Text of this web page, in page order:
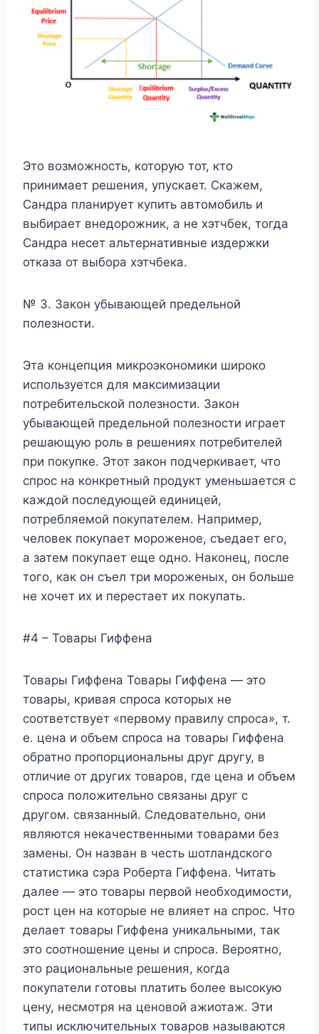
Это возможность, которую тот, кто
принимает решения, упускает. Скажем,
Сандра планирует купить автомобиль и
выбирает внедорожник, а не хэтчбек, тогда
Сандра несет альтернативные издержки
отказа от выбора хэтчбека.
№ 3. Закон убывающей предельной
полезности.
Эта концепция микроэкономики широко
используется для максимизации
потребительской полезности. Закон
убывающей предельной полезности играет
решающую роль в решениях потребителей
при покупке. Этот закон подчеркивает, что
спрос на конкретный продукт уменьшается с
каждой последующей единицей,
потребляемой покупателем. Например,
человек покупает мороженое, съедает его,
а затем покупает еще одно. Наконец, после
того, как он съел три мороженых, он больше
не хочет их и перестает их покупать.
#4 – Товары Гиффена
Товары Гиффена Товары Гиффена — это
товары, кривая спроса которых не
соответствует «первому правилу спроса», т.
е. цена и объем спроса на товары Гиффена
обратно пропорциональны друг другу, в
отличие от других товаров, где цена и объем
спроса положительно связаны друг с
другом. связанный. Следовательно, они
являются некачественными товарами без
замены. Он назван в честь шотландского
статистика сэра Роберта Гиффена. Читать
далее — это товары первой необходимости,
рост цен на которые не влияет на спрос. Что
делает товары Гиффена уникальными, так
это соотношение цены и спроса. Вероятно,
это рациональные решения, когда
покупатели готовы платить более высокую
цену, несмотря на ценовой ажиотаж. Эти
типы исключительных товаров называются